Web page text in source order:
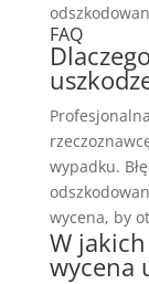
FAQ
wypadku.
wycena, by
W
wycena